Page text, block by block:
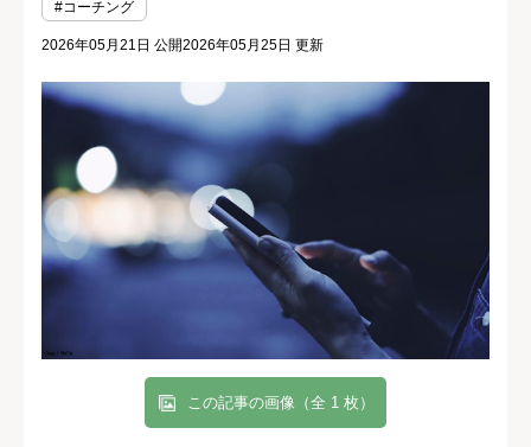
#コーチング
2026年05月21日 公開2026年05月25日 更新
この記事の画像（全 1 枚）